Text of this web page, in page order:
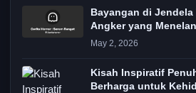
Bayangan di
Angker yang
May 2, 2026
Kisah Inspiratif
Berharga untuk